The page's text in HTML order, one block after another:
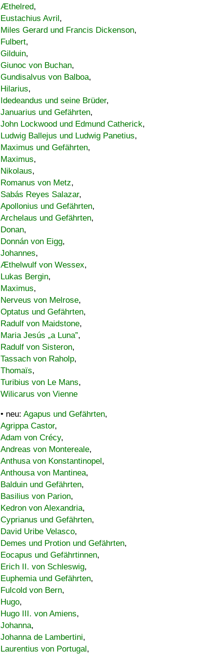
Æthelred,
Eustachius Avril,
Miles Gerard und Francis Dickenson,
Fulbert,
Gilduin,
Giunoc von Buchan,
Gundisalvus von Balboa,
Hilarius,
Idedeandus und seine Brüder,
Januarius und Gefährten,
John Lockwood und Edmund Catherick,
Ludwig Ballejus und Ludwig Panetius,
Maximus und Gefährten,
Maximus,
Nikolaus,
Romanus von Metz,
Sabás Reyes Salazar,
Apollonius und Gefährten,
Archelaus und Gefährten,
Donan,
Donnán von Eigg,
Johannes,
Æthelwulf von Wessex,
Lukas Bergin,
Maximus,
Nerveus von Melrose,
Optatus und Gefährten,
Radulf von Maidstone,
Maria Jesús „a Luna”,
Radulf von Sisteron,
Tassach von Raholp,
Thomaïs,
Turibius von Le Mans,
Wilicarus von Vienne
• neu: Agapus und Gefährten,
Agrippa Castor,
Adam von Crécy,
Andreas von Montereale,
Anthusa von Konstantinopel,
Anthousa von Mantinea,
Balduin und Gefährten,
Basilius von Parion,
Kedron von Alexandria,
Cyprianus und Gefährten,
David Uribe Velasco,
Demes und Protion und Gefährten,
Eocapus und Gefährtinnen,
Erich II. von Schleswig,
Euphemia und Gefährten,
Fulcold von Bern,
Hugo,
Hugo III. von Amiens,
Johanna,
Johanna de Lambertini,
Laurentius von Portugal,